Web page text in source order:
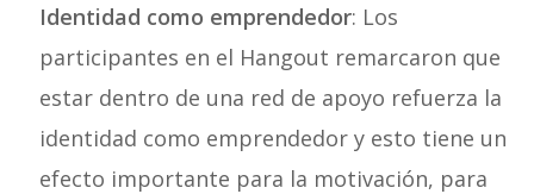
Identidad como emprendedor: Los
participantes en el Hangout remarcaron que
estar dentro de una red de apoyo refuerza la
identidad como emprendedor y esto tiene un
efecto importante para la motivación, para